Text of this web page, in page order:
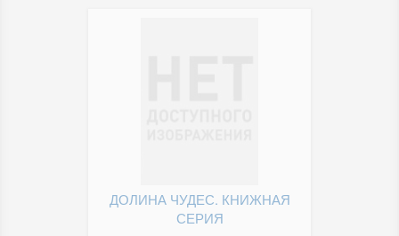
ДОЛИНА ЧУДЕС. КНИЖНАЯ
СЕРИЯ